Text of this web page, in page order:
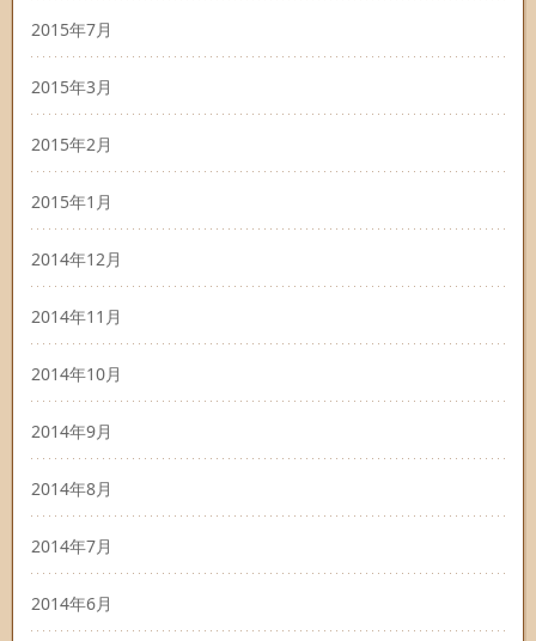
2015年7月
2015年3月
2015年2月
2015年1月
2014年12月
2014年11月
2014年10月
2014年9月
2014年8月
2014年7月
2014年6月